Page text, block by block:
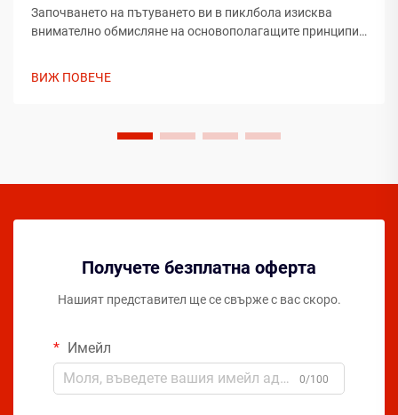
Започването на пътуването ви в пиклбола изисква
внимателно обмисляне на основополагащите принципи,
ВИЖ ПОВЕЧЕ
Получете безплатна оферта
Нашият представител ще се свърже с вас скоро.
Имейл
0/100